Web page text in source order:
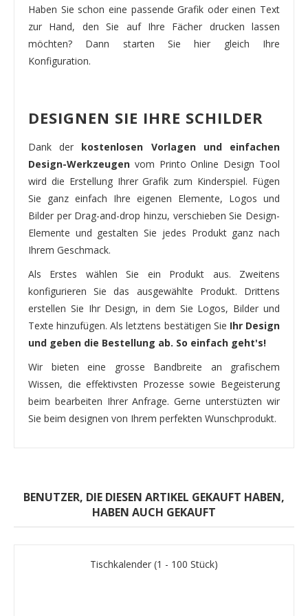
Haben Sie schon eine passende Grafik oder einen Text
zur Hand, den Sie auf Ihre Fächer drucken lassen
möchten? Dann starten Sie hier gleich Ihre
Konfiguration.
DESIGNEN SIE IHRE SCHILDER
Dank der kostenlosen Vorlagen und einfachen
Design-Werkzeugen vom Printo Online Design Tool
wird die Erstellung Ihrer Grafik zum Kinderspiel. Fügen
Sie ganz einfach Ihre eigenen Elemente, Logos und
Bilder per Drag-and-drop hinzu, verschieben Sie Design-
Elemente und gestalten Sie jedes Produkt ganz nach
Ihrem Geschmack.
Als Erstes wählen Sie ein Produkt aus. Zweitens
konfigurieren Sie das ausgewählte Produkt. Drittens
erstellen Sie Ihr Design, in dem Sie Logos, Bilder und
Texte hinzufügen. Als letztens bestätigen Sie Ihr Design
und geben die Bestellung ab. So einfach geht's!
Wir bieten eine grosse Bandbreite an grafischem
Wissen, die effektivsten Prozesse sowie Begeisterung
beim bearbeiten Ihrer Anfrage. Gerne unterstüzten wir
Sie beim designen von Ihrem perfekten Wunschprodukt.
BENUTZER, DIE DIESEN ARTIKEL GEKAUFT HABEN,
HABEN AUCH GEKAUFT
Tischkalender (1 - 100 Stück)